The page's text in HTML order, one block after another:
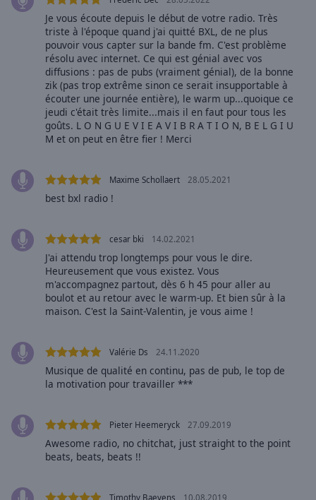
Background
Caption
Area
Background
Text
Font
Reset
Je vous écoute depuis le début de votre radio. Très
triste à l'époque quand j'ai quitté BXL, de ne plus
pouvoir vous capter sur la bande fm. C'est problème
résolu avec internet. Ce qui est génial avec vos
diffusions : pas de pubs (vraiment génial), de la bonne
zik (pas trop extrême sinon ce serait insupportable à
écouter une journée entière), le warm up...quoique ce
jeudi c'était très limite...mais il en faut pour tous les
goûts. L O N G U E V I E A V I B R A T I O N, B E L G I U
M et on peut en être fier ! Merci
Maxime Schollaert 28.05.2021
best bxl radio !
cesar bki 14.02.2021
J'ai attendu trop longtemps pour vous le dire.
Heureusement que vous existez. Vous
m'accompagnez partout, dès 6 h 45 pour aller au
boulot et au retour avec le warm-up. Et bien sûr à la
maison. C'est la Saint-Valentin, je vous aime !
Valérie Ds 24.11.2020
Musique de qualité en continu, pas de pub, le top de
la motivation pour travailler ***
Pieter Heemeryck 27.09.2019
Awesome radio, no chitchat, just straight to the point
beats, beats, beats !!
Timothy Baeyens 10.08.2019